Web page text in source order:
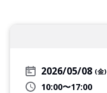
2026/05/08 (金)
10:00〜17:00